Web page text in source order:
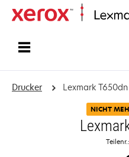
Drucker Lexmark
NICHT